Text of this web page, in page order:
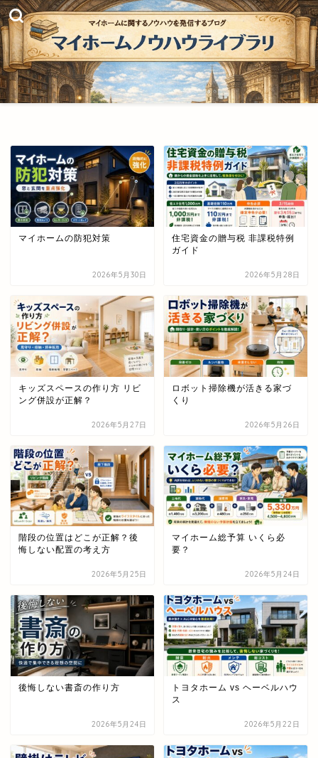
マイホームの防犯対策
2026年5月30日
住宅資金の贈与税 非課税特例
ガイド
2026年5月28日
キッズスペースの作り方 リビ
ング併設が正解？
2026年5月27日
ロボット掃除機が活きる家づ
くり
2026年5月26日
階段の位置はどこが正解？後
悔しない配置の考え方
2026年5月25日
マイホーム総予算 いくら必
要？
2026年5月24日
後悔しない書斎の作り方
2026年5月24日
トヨタホーム vs ヘーベルハウ
ス
2026年5月22日